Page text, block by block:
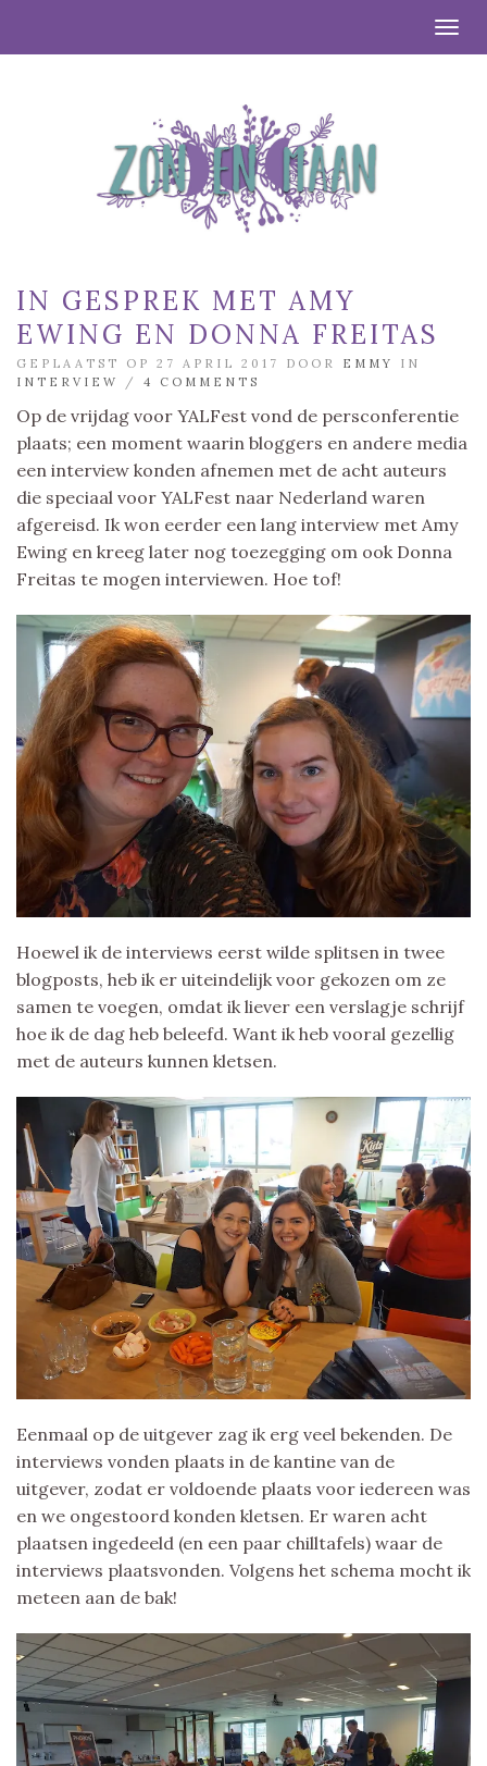
IN GESPREK MET AMY
EWING EN DONNA FREITAS
GEPLAATST OP 27 APRIL 2017 DOOR EMMY
IN
INTERVIEW
/ 4 COMMENTS
Op de vrijdag voor YALFest vond de persconferentie
plaats; een moment waarin bloggers en andere media
een interview konden afnemen met de acht auteurs
die speciaal voor YALFest naar Nederland waren
afgereisd. Ik won eerder een lang interview met Amy
Ewing en kreeg later nog toezegging om ook Donna
Freitas te mogen interviewen. Hoe tof!
Hoewel ik de interviews eerst wilde splitsen in twee
blogposts, heb ik er uiteindelijk voor gekozen om ze
samen te voegen, omdat ik liever een verslagje schrijf
hoe ik de dag heb beleefd. Want ik heb vooral gezellig
met de auteurs kunnen kletsen.
Eenmaal op de uitgever zag ik erg veel bekenden. De
interviews vonden plaats in de kantine van de
uitgever, zodat er voldoende plaats voor iedereen was
en we ongestoord konden kletsen. Er waren acht
plaatsen ingedeeld (en een paar chilltafels) waar de
interviews plaatsvonden. Volgens het schema mocht ik
meteen aan de bak!